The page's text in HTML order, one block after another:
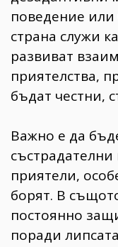
поведение или
страна служи
развиват
приятелства,
бъдат честни,
Важно е да
приятели,
борят. В
постоянно
поради